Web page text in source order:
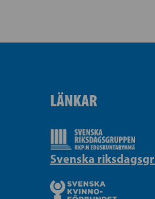
LÄNKAR
Svenska